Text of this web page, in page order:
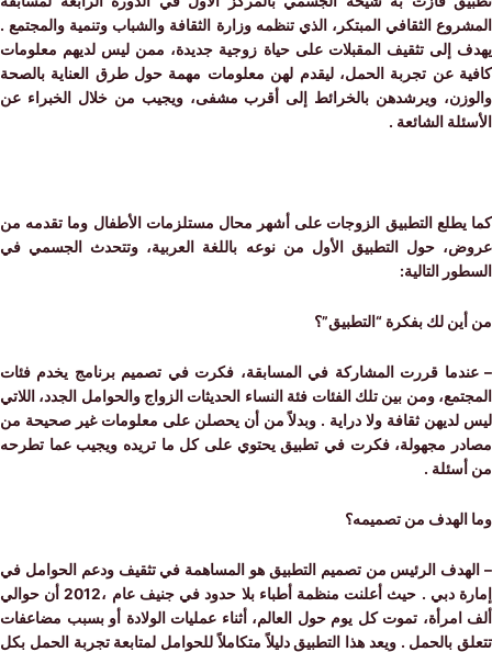
الثقافي المبتكر، الذي تنظمه وزارة الثقافة والشباب وتنمية والمجتمع .
إلى تثقيف المقبلات على حياة زوجية جديدة، ممن ليس لديهم معلومات
عن تجربة الحمل، ليقدم لهن معلومات مهمة حول طرق العناية بالصحة
ويرشدهن بالخرائط إلى أقرب مشفى، ويجيب من خلال الخبراء عن
الشائعة .
التطبيق الزوجات على أشهر محال مستلزمات الأطفال وما تقدمه من
حول التطبيق الأول من نوعه باللغة العربية، وتتحدث الجسمي في
التالية:
لك بفكرة “التطبيق”؟
قررت المشاركة في المسابقة، فكرت في تصميم برنامج يخدم فئات
ومن بين تلك الفئات فئة النساء الحديثات الزواج والحوامل الجدد، اللاتي
ثقافة ولا دراية . وبدلاً من أن يحصلن على معلومات غير صحيحة من
مجهولة، فكرت في تطبيق يحتوي على كل ما تريده ويجيب عما تطرحه
.
من تصميمه؟
الرئيس من تصميم التطبيق هو المساهمة في تثقيف ودعم الحوامل في
إمارة دبي . حيث أعلنت منظمة أطباء بلا حدود في جنيف عام ،2012 أن حوالي
تموت كل يوم حول العالم، أثناء عمليات الولادة أو بسبب مضاعفات
بالحمل . ويعد هذا التطبيق دليلاً متكاملاً للحوامل لمتابعة تجربة الحمل بكل